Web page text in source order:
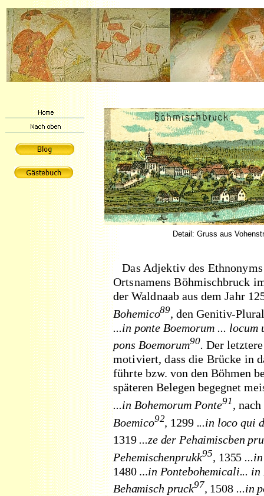
Detail: Gruss aus
Das Adjektiv des
Ortsnamens Böhmischbruck
der Waldnaab aus dem Jahr
Bohemico89,den Genitiv-
...in ponte Boemorum ...
pons Boemorum90. Der
motiviert, dass die Brücke in
führte bzw. von den Böhmen
späteren Belegen begegnet
...in Bohemorum Ponte91,
Boemico92, 1299 ...in loco qui
1319 ...ze der Pehaimiscben
Pehemischenprukk95, 1355
1480 ...in Pontebohemicali... in
Behamisch pruck97, 1508 ...in